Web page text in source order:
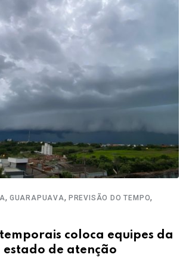
, GUARAPUAVA, PREVISÃO DO TEMPO,
coloca equipes da
estado de atenção